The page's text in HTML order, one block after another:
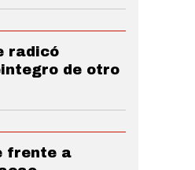
radicó
de otro
frente a